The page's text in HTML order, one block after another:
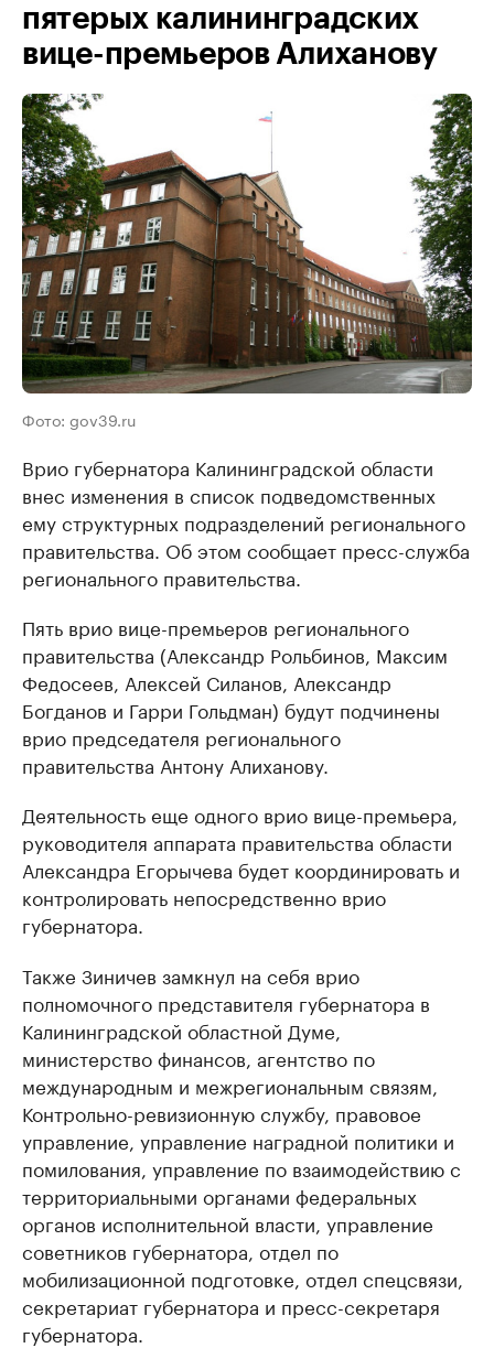
пятерых калининградских
вице-премьеров Алиханову
Фото: gov39.ru
Врио губернатора Калининградской области
внес изменения в список подведомственных
ему структурных подразделений регионального
правительства. Об этом сообщает пресс-служба
регионального правительства.
Пять врио вице-премьеров регионального
правительства (Александр Рольбинов, Максим
Федосеев, Алексей Силанов, Александр
Богданов и Гарри Гольдман) будут подчинены
врио председателя регионального
правительства Антону Алиханову.
Деятельность еще одного врио вице-премьера,
руководителя аппарата правительства области
Александра Егорычева будет координировать и
контролировать непосредственно врио
губернатора.
Также Зиничев замкнул на себя врио
полномочного представителя губернатора в
Калининградской областной Думе,
министерство финансов, агентство по
международным и межрегиональным связям,
Контрольно-ревизионную службу, правовое
управление, управление наградной политики и
помилования, управление по взаимодействию с
территориальными органами федеральных
органов исполнительной власти, управление
советников губернатора, отдел по
мобилизационной подготовке, отдел спецсвязи,
секретариат губернатора и пресс-секретаря
губернатора.